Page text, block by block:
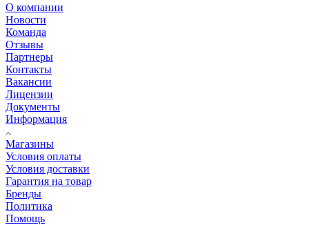
О компании
Новости
Команда
Отзывы
Партнеры
Контакты
Вакансии
Лицензии
Документы
Информация
Магазины
Условия оплаты
Условия доставки
Гарантия на товар
Бренды
Политика
Помощь